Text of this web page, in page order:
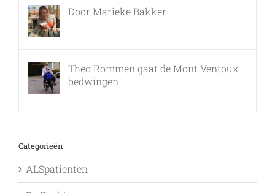
Door Marieke Bakker
Theo Rommen gaat de Mont Ventoux
bedwingen
Categorieën
ALSpatienten